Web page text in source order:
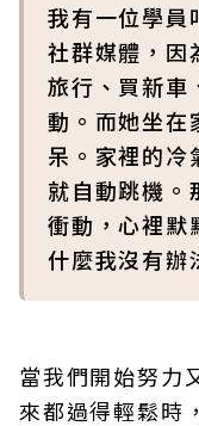
我有一位學員
社群媒體，因
旅行、買新車
動。而她坐在
呆。家裡的冷
就自動跳機。
衝動，心裡默
什麼我沒有辦
當我們開始努力
來都過得輕鬆時